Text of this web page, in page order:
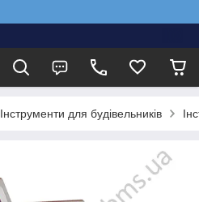
Інструменти для будівельників